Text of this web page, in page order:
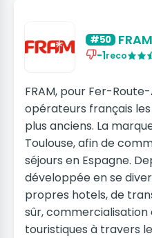
#50 FRAM
-1reco
FRAM, pour Fer-
opérateurs français
plus anciens. La
Toulouse, afin de
séjours en Espagne.
développée en se
propres hotels, de
sûr,
touristiques à travers